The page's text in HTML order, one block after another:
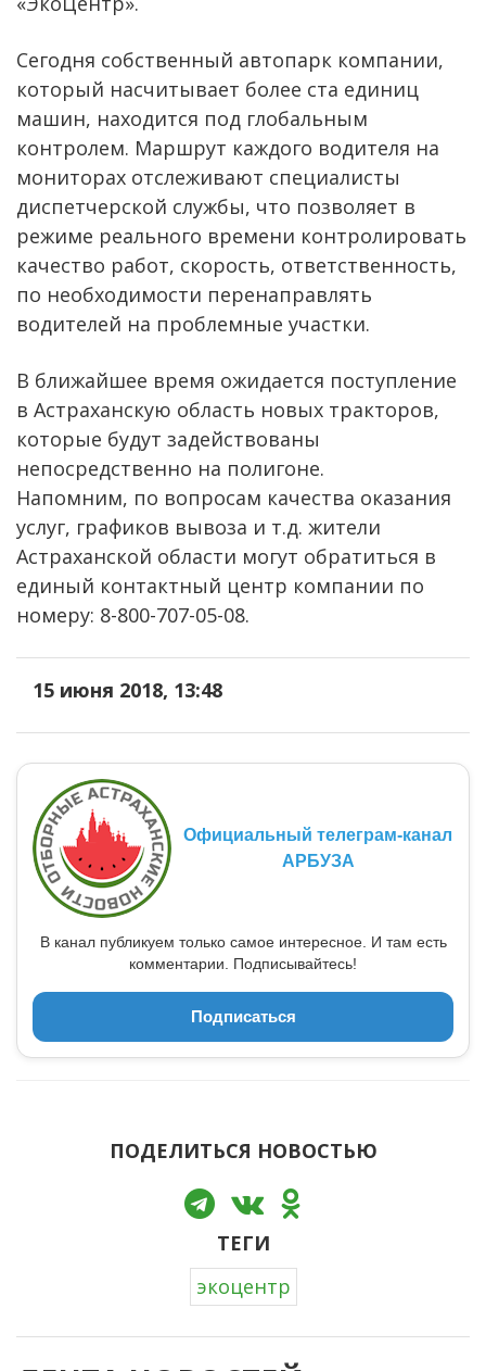
Сегодня собственный автопарк компании,
который насчитывает более ста единиц
машин, находится под глобальным
контролем. Маршрут каждого водителя на
мониторах отслеживают специалисты
диспетчерской службы, что позволяет в
режиме реального времени контролировать
качество работ, скорость, ответственность,
по необходимости перенаправлять
водителей на проблемные участки.
В ближайшее время ожидается поступление
в Астраханскую область новых тракторов,
которые будут задействованы
непосредственно на полигоне.
Напомним, по вопросам качества оказания
услуг, графиков вывоза и т.д. жители
Астраханской области могут обратиться в
единый контактный центр компании по
номеру: 8-800-707-05-08.
15 июня 2018, 13:48
Официальный телеграм-канал
АРБУЗА
В канал публикуем только самое интересное. И там есть
комментарии. Подписывайтесь!
Подписаться
ПОДЕЛИТЬСЯ НОВОСТЬЮ
ТЕГИ
экоцентр